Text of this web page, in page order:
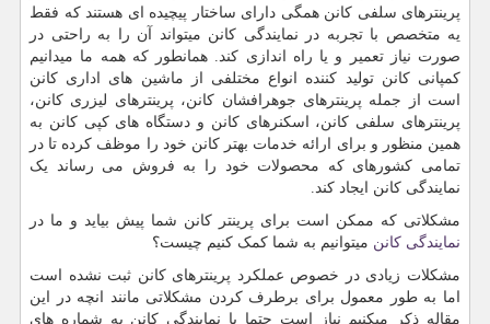
پرینترهای سلفی کانن همگی دارای ساختار پیچیده ای هستند که فقط
یه متخصص با تجربه در نمایندگی کانن میتواند آن را به راحتی در
صورت نیاز تعمیر و یا راه اندازی کند. همانطور که همه ما میدانیم
کمپانی کانن تولید کننده انواع مختلفی از ماشین های اداری کانن
است از جمله پرینترهای جوهرافشان کانن، پرینترهای لیزری کانن،
پرینترهای سلفی کانن، اسکنرهای کانن و دستگاه های کپی کانن به
همین منظور و برای ارائه خدمات بهتر کانن خود را موظف کرده تا در
تمامی کشورهای که محصولات خود را به فروش می رساند یک
نمایندگی کانن ایجاد کند.
مشکلاتی که ممکن است برای پرینتر کانن شما پیش بیاید و ما در
نمایندگی کانن میتوانیم به شما کمک کنیم چیست؟
مشکلات زیادی در خصوص عملکرد پرینترهای کانن ثبت نشده است
اما به طور معمول برای برطرف کردن مشکلاتی مانند انچه در این
مقاله ذکر میکنیم نیاز است حتما با نمایندگی کانن به شماره های